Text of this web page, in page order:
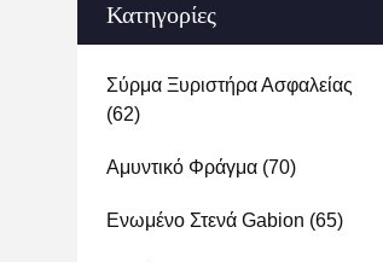
Κατηγορίες
Σύρμα Ξυριστήρα Ασφαλείας
(62)
Αμυντικό Φράγμα (70)
Ενωμένο Στενά Gabion (65)